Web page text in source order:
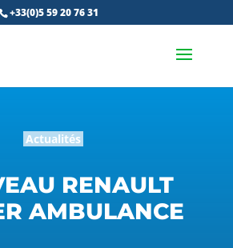
+33(0)5 59 20 76 31
Actualités
RENAULT
AMBULANCE